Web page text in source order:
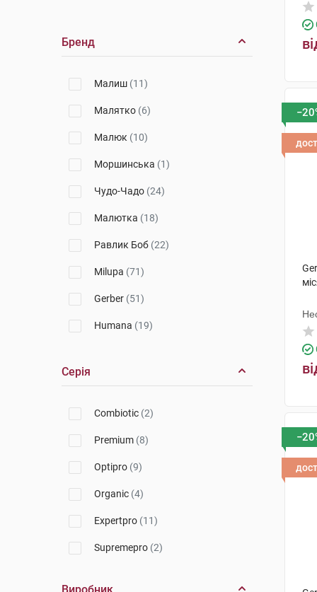
Бренд
Малиш (11)
Малятко (6)
Малюк (10)
Моршинська (1)
Чудо-Чадо (24)
Малютка (18)
Равлик Боб (22)
Milupa (71)
Gerber (51)
Humana (19)
Серія
Combiotic (2)
Premium (8)
Optipro (9)
Organic (4)
Expertpro (11)
Supremepro (2)